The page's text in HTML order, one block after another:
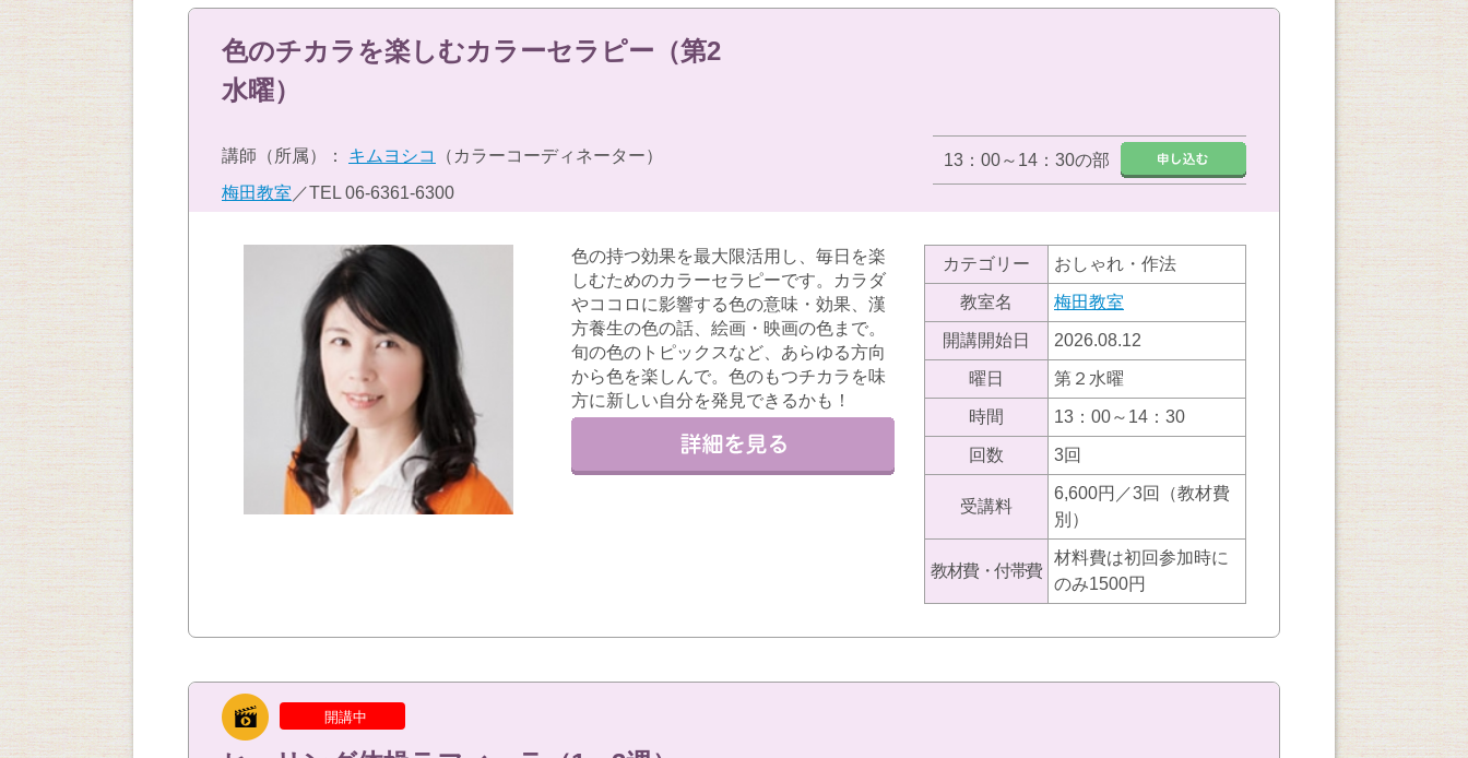
色のチカラを楽しむカラーセラピー（第2
水曜）
講師（所属）： キムヨシコ
（カラーコーディネーター）
梅田教室 ／TEL 06-6361-6300
13：00～14：30の部
色の持つ効果を最大限活用し、毎日を楽
しむためのカラーセラピーです。カラダ
やココロに影響する色の意味・効果、漢
方養生の色の話、絵画・映画の色まで。
旬の色のトピックスなど、あらゆる方向
から色を楽しんで。色のもつチカラを味
方に新しい自分を発見できるかも！
カテゴリー おしゃれ・作法
教室名 梅田教室
開講開始日 2026.08.12
曜日 第２水曜
時間 13：00～14：30
回数 3回
受講料
6,600円／3回（教材費
別）
教材費・付帯費
材料費は初回参加時に
のみ1500円
開講中